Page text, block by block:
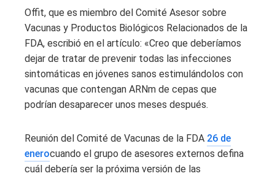
Offit, que es miembro del Comité Asesor sobre
Vacunas y Productos Biológicos Relacionados de la
FDA, escribió en el artículo: «Creo que deberíamos
dejar de tratar de prevenir todas las infecciones
sintomáticas en jóvenes sanos estimulándolos con
vacunas que contengan ARNm de cepas que
podrían desaparecer unos meses después.
Reunión del Comité de Vacunas de la FDA 26 de
enerocuando el grupo de asesores externos defina
cuál debería ser la próxima versión de las